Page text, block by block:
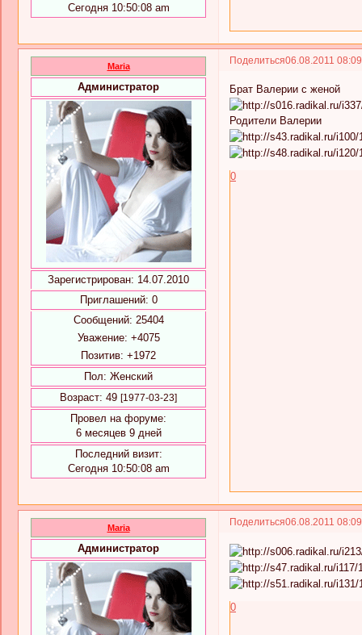
Сегодня 10:50:08 am
Поделиться06.08.2011
Maria
Администратор
Зарегистрирован: 14.07.2010
Приглашений: 0
Сообщений: 25404
Уважение: +4075
Позитив: +1972
Пол: Женский
Возраст: 49 [1977-03-23]
Провел на форуме:
6 месяцев 9 дней
Последний визит:
Сегодня 10:50:08 am
Брат Валерии с женой
Родители Валерии
0
Поделиться06.08.2011
Maria
Администратор
0